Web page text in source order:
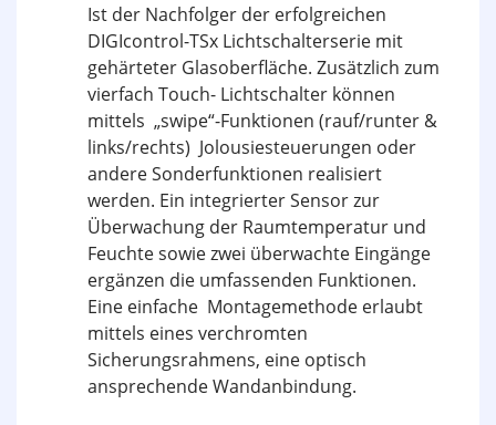
Ist der Nachfolger der erfolgreichen
DIGIcontrol-TSx Lichtschalterserie mit
gehärteter Glasoberfläche. Zusätzlich zum
vierfach Touch- Lichtschalter können
mittels „swipe“-Funktionen (rauf/runter &
links/rechts) Jolousiesteuerungen oder
andere Sonderfunktionen realisiert
werden. Ein integrierter Sensor zur
Überwachung der Raumtemperatur und
Feuchte sowie zwei überwachte Eingänge
ergänzen die umfassenden Funktionen.
Eine einfache Montagemethode erlaubt
mittels eines verchromten
Sicherungsrahmens, eine optisch
ansprechende Wandanbindung.